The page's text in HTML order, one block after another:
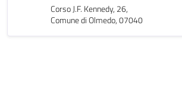
Corso J.F. Kennedy, 26,
Comune di Olmedo, 07040